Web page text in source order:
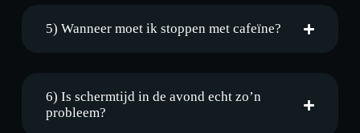
5) Wanneer moet ik stoppen met cafeïne?
6) Is schermtijd in de avond echt zo’n
probleem?